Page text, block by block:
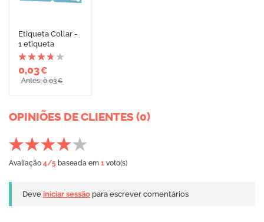
Etiqueta Collar -
1 etiqueta
0,03€
Antes: 0,03€
OPINIÕES DE CLIENTES (0)
Avaliação 4/5 baseada em 1 voto(s)
Deve iniciar sessão para escrever comentários